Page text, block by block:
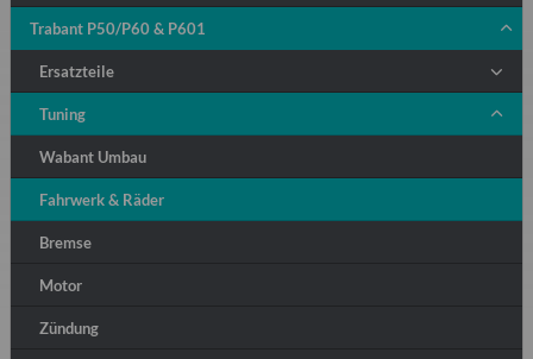
Trabant P50/P60 & P601
Ersatzteile
Tuning
Wabant Umbau
Fahrwerk & Räder
Bremse
Motor
Zündung